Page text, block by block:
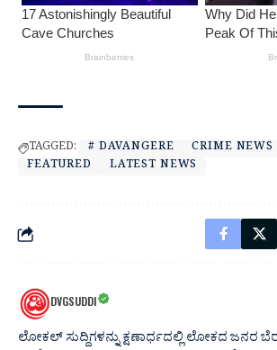
TAGGED: # DAVANGERE
CRIME NEWS
FEATURED
LATEST NEWS
DVGSUDDI
ಲೋಕಲ್ ಸುದ್ದಿಗಳನ್ನು ಕ್ಷಣಾರ್ಧದಲ್ಲಿ ಲೋಕದ ಜನರ